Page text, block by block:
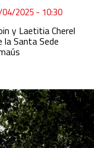
04/2025 - 10:30
y Laetitia Cherel
Santa Sede